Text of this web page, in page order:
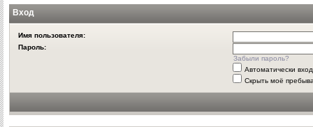
Вход
Имя пользователя:
Пароль:
Забыли пароль?
Автоматически
Скрыть моё